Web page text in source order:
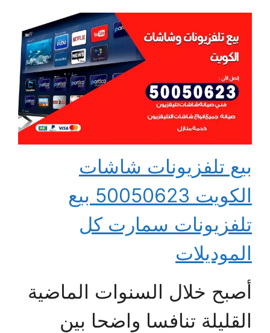
بيع تلفزيونات شاشات
الكويت 50050623 بيع
تلفزيونات سمارت كل
الموديلات
أصبح خلال السنوات الماضية
القليلة تنافسا واضحا بين